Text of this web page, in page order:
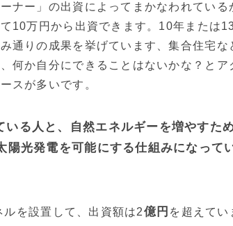
ナー」の出資によってまかなわれている
10万円から出資できます。10年または
通りの成果を挙げています、集合住宅な
何か自分にできることはないかな？とア
スが多いです。
る人と、自然エネルギーを増やすた
陽光発電を可能にする仕組みになって
を設置して、出資額は2億円 を超えてい